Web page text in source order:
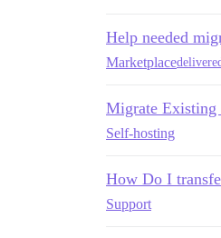
Help needed
Marketplace
Migrate Existing
Self-hosting
How Do I
Support